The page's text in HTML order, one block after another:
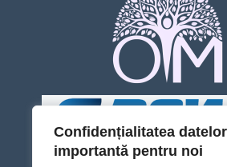
Confidențialitatea
importantă pentru noi